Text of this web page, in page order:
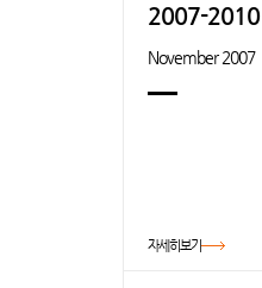
2007-2010
November 2007
자세히보기